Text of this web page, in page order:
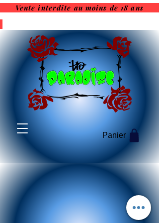
Vente interdite au moins de
18 ans
Panier
Vente interdite au moins de 18 ans